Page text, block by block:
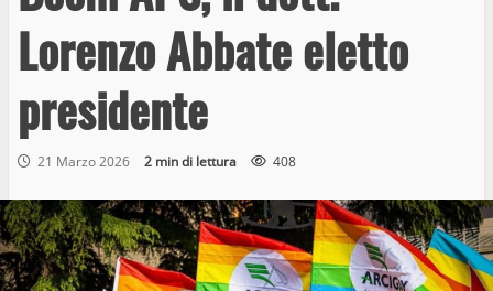
Lorenzo Abbate eletto
presidente
21 Marzo 2026 2 min di lettura 408